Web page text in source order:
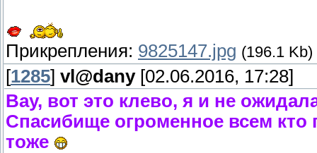
Прикрепления: 9825147.jpg (196.1 Kb)
[1285] vl@dany[02.06.2016, 17:28]
Вау, вот это клево, я и не
Спасибище огроменное всем кто
тоже